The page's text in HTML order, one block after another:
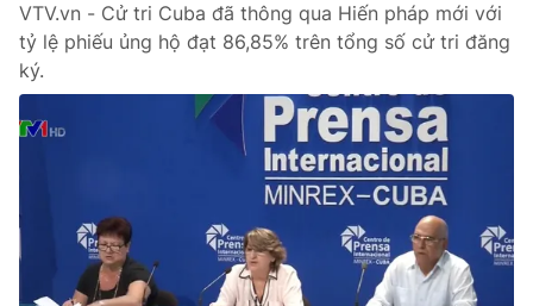
VTV9 VTV8
Liên hệ tòa soạn English
THỜI BÁO VTV
Theo dõi báo trên
VTV.vn - Cử tri Cuba đã thông qua Hiến pháp mới với
tỷ lệ phiếu ủng hộ đạt 86,85% trên tổng số cử tri đăng
ký.